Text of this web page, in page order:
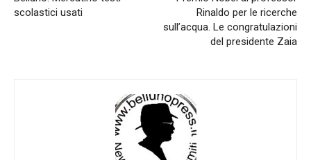
scolastici usati
Rinaldo per le ricerche
sull’acqua. Le congratulazioni
del presidente Zaia